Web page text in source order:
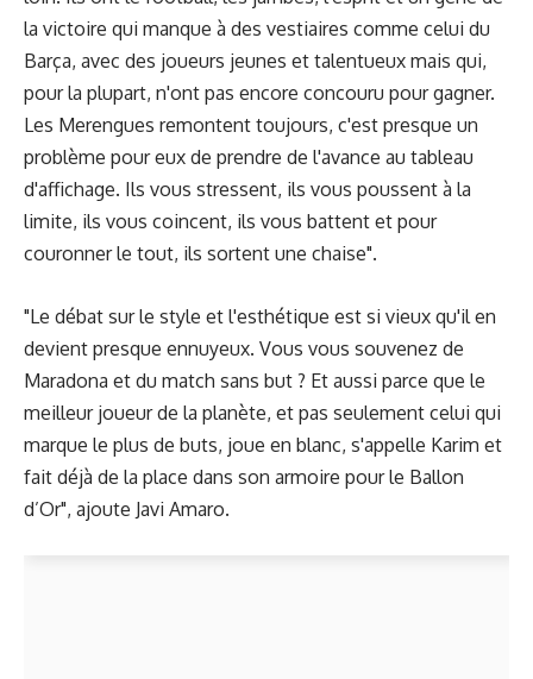
la victoire qui manque à des vestiaires comme celui du
Barça, avec des joueurs jeunes et talentueux mais qui,
pour la plupart, n'ont pas encore concouru pour gagner.
Les Merengues remontent toujours, c'est presque un
problème pour eux de prendre de l'avance au tableau
d'affichage. Ils vous stressent, ils vous poussent à la
limite, ils vous coincent, ils vous battent et pour
couronner le tout, ils sortent une chaise".
"Le débat sur le style et l'esthétique est si vieux qu'il en
devient presque ennuyeux. Vous vous souvenez de
Maradona et du match sans but ? Et aussi parce que le
meilleur joueur de la planète, et pas seulement celui qui
marque le plus de buts, joue en blanc, s'appelle Karim et
fait déjà de la place dans son armoire pour le Ballon
d’Or", ajoute Javi Amaro.